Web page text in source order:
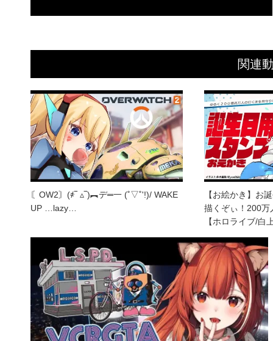
関連
〘OW2〙(҂‾ ▵‾)︻デ═一 (˚▽˚'!)/ WAKE
UP …lazy…
【お絵かき】お
描くぞぃ！200万
【ホロライブ/白